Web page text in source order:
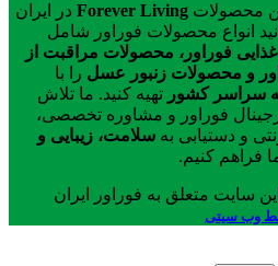
محصولات Forever Living در ایران
انواع محصولات فوراور شامل
فوراور، محصولات مراقبت از
و محصولات زنبور عسل را با
سراسر کشور تهیه کنید. ما تلاش
فوراور و مشاوره تخصصی،
و دستیابی به سلامت، زیبایی و
فراهم کنیم.
سایت متعلق به فوراور ایران
وب سیتی